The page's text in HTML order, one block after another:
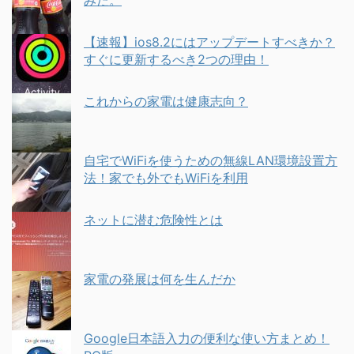
【速報】ios8.2にはアップデートすべきか？
すぐに更新するべき2つの理由！
これからの家電は健康志向？
自宅でWiFiを使うための無線LAN環境設置方
法！家でも外でもWiFiを利用
ネットに潜む危険性とは
家電の発展は何を生んだか
Google日本語入力の便利な使い方まとめ！